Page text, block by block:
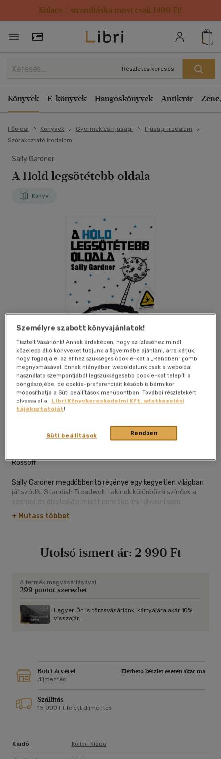
Kulacs / strandtáska most csak 1499 Ft!
Törzsvásárlói Kártya adatai
Részletes keresés
Könyvek E-könyvek Hangoskönyvek Antikvár
Főoldal Könyvek Gyermek és ifjúsági
Ifjúsági irodalom
Szórakoztató irodalom
Sally Gardner
A Hold legsötétebb oldala
Könyv
Kívánságlistához adom
Rossoff
Sally Gardner megdöbbentő regénye egy kegyetlen világban
játszódik. Standish Treadwell - akinek különböző színűek a
szemei, és diszlexiája miatt nem tud írni-olvasni sem -
egyetlen barátjával, Hectorral átmászik a várost körülvevő
fal túloldalára, és rájönnek, mit rejteget előlük az Anyaföld.
veszélybe kerül.
történeten, mert egyszerre izgalmas és sötét humorú,
lakatlan és borzongtató, gyöngéd és elragadó. A Hold
barátság és a bizalom az igazi fegyver.
történelmi realizmus egyedi keverékei, stílusuk és témájuk
kihívás az olvasóknak, akiket beszippant az általa teremtett
inspirálni és szórakoztatni kell a könyvekkel, mint ahogy azt A
Hold legsötétebb oldala is bizonyítja, melyet számos díjjal
+ Mutass többet
Utolsó ismert ár: 2 990 Ft
A termék megvásárlásával
299 pontot szerezhet
Legyen Ön is törzsvásárlónk, kártyájára akár 10%
visszajár.
Bolti átvétel
Elérhető készlet esetén akár ma
díjmentes
Szállítás
15 000 Ft felett díjmentes
Kiadó Kolibri Kiadó
Személyre szabott könyvajánlatok!
Tisztelt Vásárlónk! Annak érdekében, hogy az ízléséhez minél
közelebb álló könyveket tudjunk a figyelmébe ajánlani, arra kérjük,
hogy fogadja el az ehhez szükséges cookie-kat a „Rendben” gomb
megnyomásával. Ennek hiányában weboldalunk csak a weboldal
használata szempontjából legszükségesebb cookie-kat telepíti a
böngészőjébe, de cookie-preferenciáit később is bármikor
módosíthatja a Süti beállítások menüpontban. További részletekért
olvassa el a
Libri Könyvkereskedelmi Kft. adatkezelési
tájékoztatóját!
Rendben
Süti beállítások